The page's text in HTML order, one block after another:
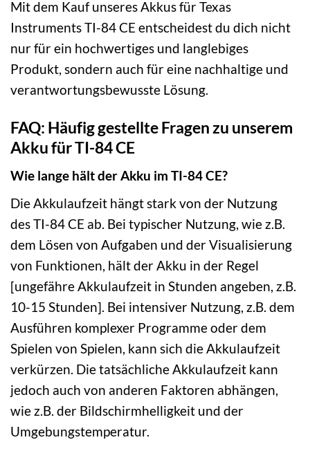
Mit dem Kauf unseres Akkus für Texas
Instruments TI-84 CE entscheidest du dich nicht
nur für ein hochwertiges und langlebiges
Produkt, sondern auch für eine nachhaltige und
verantwortungsbewusste Lösung.
FAQ: Häufig gestellte Fragen zu unserem
Akku für TI-84 CE
Wie lange hält der Akku im TI-84 CE?
Die Akkulaufzeit hängt stark von der Nutzung
des TI-84 CE ab. Bei typischer Nutzung, wie z.B.
dem Lösen von Aufgaben und der Visualisierung
von Funktionen, hält der Akku in der Regel
[ungefähre Akkulaufzeit in Stunden angeben, z.B.
10-15 Stunden]. Bei intensiver Nutzung, z.B. dem
Ausführen komplexer Programme oder dem
Spielen von Spielen, kann sich die Akkulaufzeit
verkürzen. Die tatsächliche Akkulaufzeit kann
jedoch auch von anderen Faktoren abhängen,
wie z.B. der Bildschirmhelligkeit und der
Umgebungstemperatur.